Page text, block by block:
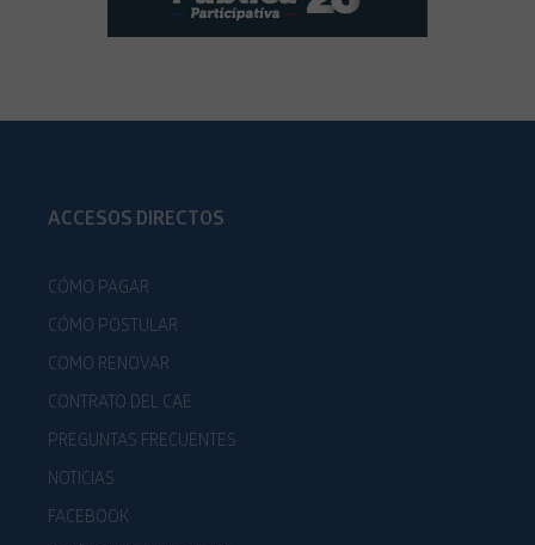
ACCESOS DIRECTOS
CÓMO PAGAR
CÓMO POSTULAR
COMO RENOVAR
CONTRATO DEL CAE
PREGUNTAS FRECUENTES
NOTICIAS
FACEBOOK